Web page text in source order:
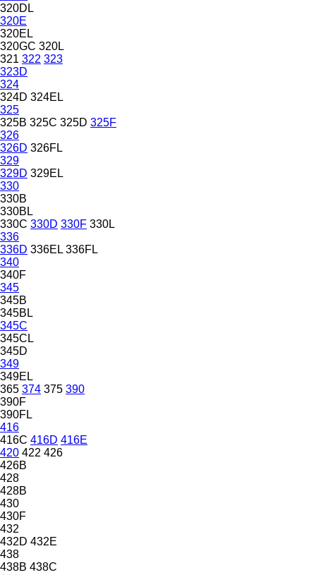
320DL
320E
320EL
320GC 320L
321 322 323
323D
324
324D 324EL
325
325B 325C 325D 325F
326
326D 326FL
329
329D 329EL
330
330B
330BL
330C 330D 330F 330L
336
336D 336EL 336FL
340
340F
345
345B
345BL
345C
345CL
345D
349
349EL
365 374 375 390
390F
390FL
416
416C 416D 416E
420 422 426
426B
428
428B
430
430F
432
432D 432E
438
438B 438C